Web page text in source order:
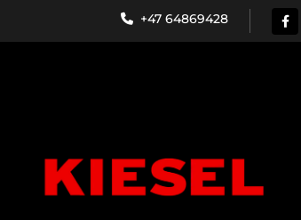
 +47 64869428